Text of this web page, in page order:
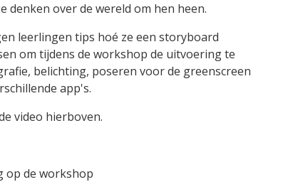
denken over de wereld om hen heen.
leerlingen tips hoé ze een storyboard
om tijdens de workshop de uitvoering te
belichting, poseren voor de greenscreen
app's.
video hierboven.
op de workshop